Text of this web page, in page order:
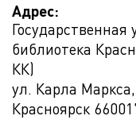
Адрес:
библиотека
КК)
ул. Карла
Красноярск